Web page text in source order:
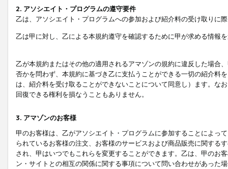
2. アソシエイト・プログラムの遵守要件
乙は、アソシエイト・プログラムへの参加および紹介料の受け取りに
乙は甲に対し、乙による本規約遵守を確認するために甲が求める情報
乙が本規約またはその他の適用されるアマゾンの規約に違反した場合
否かを問わず、本規約に基づき乙に支払うことができる一切の紹介料
は、紹介料を受け取ることができないことについて同意し）ます。な
回復できる権利を損なうこともありません。
3. アマゾンのお客様
甲のお客様は、乙がアソシエイト・プログラムに参加することによっ
られているお客様の注文、お客様のサービスおよび商品販売に関する
され、甲はいつでもこれらを変更することができます。乙は、甲のお
ン・サイトとの相互の関係に関する事項について問い合わせがあった